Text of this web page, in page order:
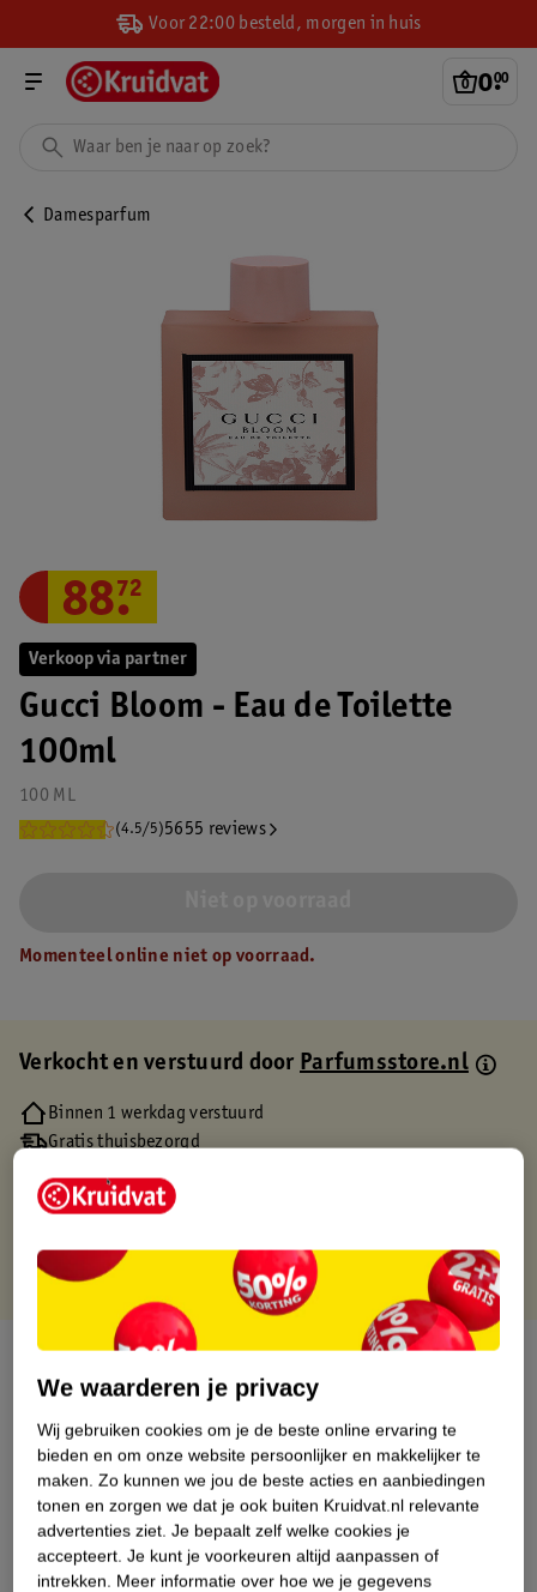
Voor 22:00 besteld, morgen in huis
0.
00
Damesparfum
Verkoop via partner
Gucci Bloom - Eau de Toilette
100ml
100 ML
(4.5/5)5655 reviews
88.
72
Momenteel online niet op voorraad.
Verkocht en verstuurd doorParfumsstore.nl
Binnen 1 werkdag verstuurd
Gratis thuisbezorgd
Gratis punten met je Kruidvat kaart
Over dit product
Nature Impact Score
Dit product heeft (nog) geen Nature
Impact Score.
Meer informatie
We waarderen je privacy
Wij gebruiken cookies om je de beste online ervaring te
bieden en om onze website persoonlijker en makkelijker te
maken. Zo kunnen we jou de beste acties en aanbiedingen
tonen en zorgen we dat je ook buiten Kruidvat.nl relevante
advertenties ziet. Je bepaalt zelf welke cookies je
accepteert. Je kunt je voorkeuren altijd aanpassen of
intrekken. Meer informatie over hoe we je gegevens